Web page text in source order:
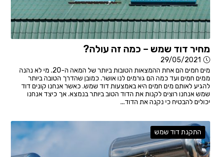
מחיר דוד שמש – כמה זה עולה?
29/05/2021
מים חמים הם אחת ההמצאות הטובות ביותר של המאה ה-20. מי לא נהנה
ממים חמים ועד כמה הם גורמים לנו אושר. כמובן שהדרך הטובה ביותר
להגיע לאותם מים חמים היא באמצעות דוד שמש. כאשר אנחנו קונים דוד
שמש אנחנו רוצים לקנות את הדוד הטוב ביותר בנמצא. אך כיצד אנחנו
יכולים להבטיח כי נקנה את הדוד...
התקנת דוד שמש